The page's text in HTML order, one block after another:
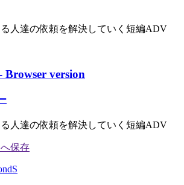
人達の依頼を解決していく短編ADV
Browser version
人達の依頼を解決していく短編ADV